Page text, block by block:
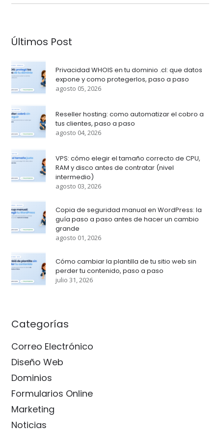
Últimos Post
Privacidad WHOIS en tu dominio .cl: que datos
expone y como protegerlos, paso a paso
agosto 05, 2026
Reseller hosting: como automatizar el cobro a
tus clientes, paso a paso
agosto 04, 2026
VPS: cómo elegir el tamaño correcto de CPU,
RAM y disco antes de contratar (nivel
intermedio)
agosto 03, 2026
Copia de seguridad manual en WordPress: la
guía paso a paso antes de hacer un cambio
grande
agosto 01, 2026
Cómo cambiar la plantilla de tu sitio web sin
perder tu contenido, paso a paso
julio 31, 2026
Categorías
Correo Electrónico
Diseño Web
Dominios
Formularios Online
Marketing
Noticias